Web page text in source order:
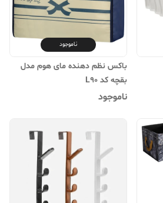
ناموجود
باکس نظم دهنده مای هوم مدل
بقچه کد L90
ناموجود